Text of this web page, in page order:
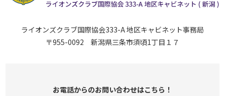
ライオンズクラブ国際協会333-A 地区キャビネット事務局
〒955-0092 新潟県三条市須頃1丁目１７
お電話からのお問い合わせはこちら！